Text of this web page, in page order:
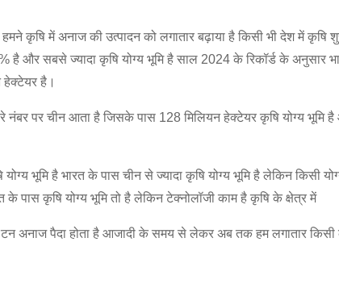
कृषि में अनाज की उत्पादन को लगातार बढ़ाया है किसी भी देश में
और सबसे ज्यादा कृषि योग्य भूमि है साल 2024 के रिकॉर्ड के अनुसार
हेक्टेयर है।
नंबर पर चीन आता है जिसके पास 128 मिलियन हेक्टेयर कृषि योग्य
भूमि है भारत के पास चीन से ज्यादा कृषि योग्य भूमि है लेकिन किसी
पास कृषि योग्य भूमि तो है लेकिन टेक्नोलॉजी काम है कृषि के क्षेत्र में
अनाज पैदा होता है आजादी के समय से लेकर अब तक हम लगातार किसी